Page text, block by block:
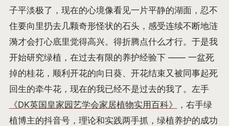
子平淡极了，现在的心境像看见一片平静的湖面，忍不
住要向里扔去几颗奇形怪状的石头，感受连续不断地涟
漪才会打心底里觉得高兴。得折腾点什么才行。于是我
开始研究绿植，在过去有限的养护经验下 —— 一盆死
掉的桂花，顺利开花的向日葵、开花结束又被同事起死
回生的牵牛花，现在的我已经不是过去的我了。左手
《DK英国皇家园艺学会家居植物实用百科》
，右手绿
植博主的抖音号，理论和实践两手抓，绿植养护的成功